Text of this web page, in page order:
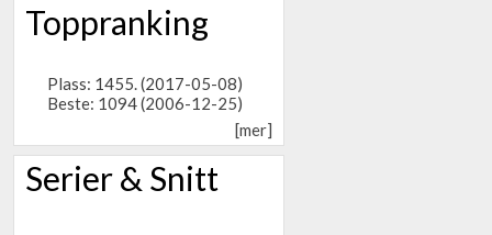
Toppranking
Plass: 1455. (2017-05-08)
Beste: 1094 (2006-12-25)
[mer]
Serier & Snitt